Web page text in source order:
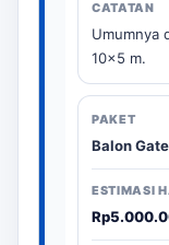
Umumnya
10x5 m.
Balon